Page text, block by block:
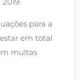
para a
em total
multas